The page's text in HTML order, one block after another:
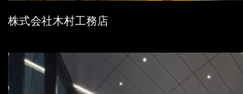
株式会社木村工務店